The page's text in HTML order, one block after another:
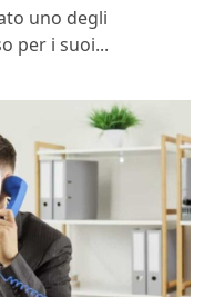
uno degli
per i suoi...